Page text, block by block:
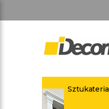
Sztukateria